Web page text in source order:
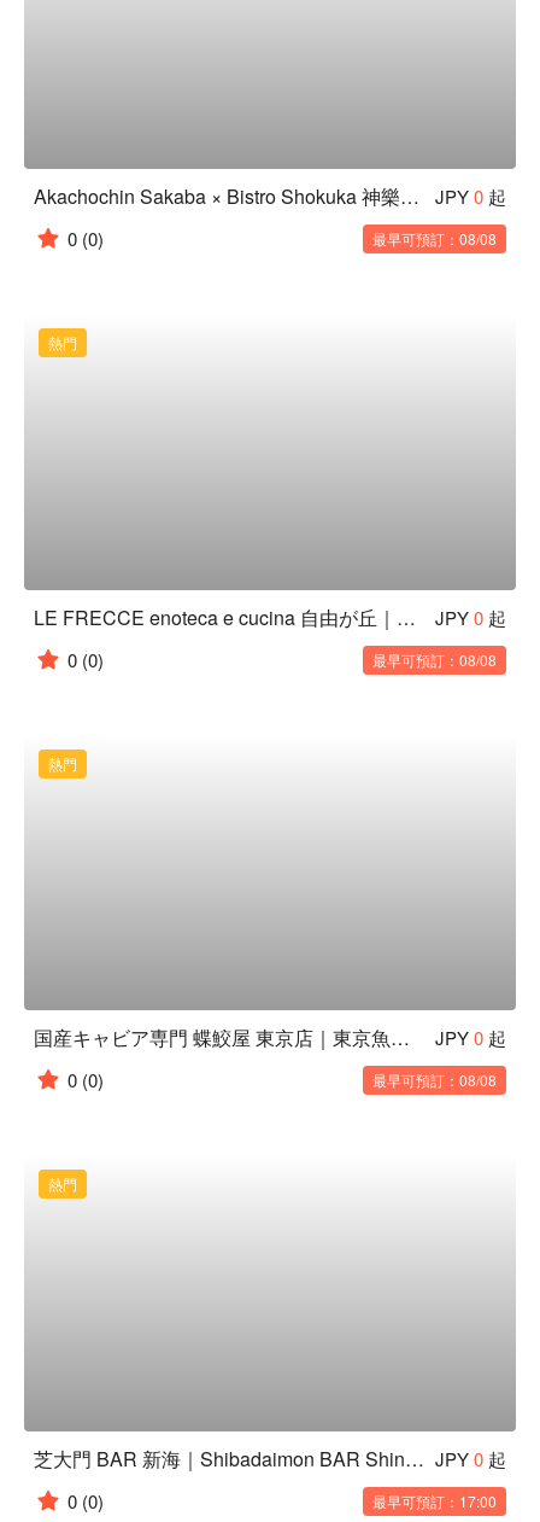
Akachochin Sakaba × Bistro Shokuka 神樂坂店｜飯田橋居酒屋 JPY0 起
0 (0) 最早可預訂：08/08
熱門
LE FRECCE enoteca e cucina 自由が丘｜東京目黑義式料理 JPY0 起
0 (0) 最早可預訂：08/08
熱門
国産キャビア専門 蝶鮫屋 東京店｜東京魚子醬・牡蠣餐酒館 JPY0 起
0 (0) 最早可預訂：08/08
熱門
芝大門 BAR 新海｜Shibadaimon BAR Shinkai｜東京餐酒館 JPY0 起
0 (0) 最早可預訂：17:00